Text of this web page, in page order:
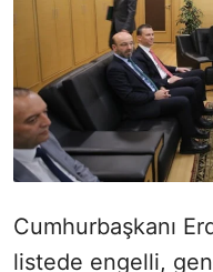
Cumhurbaşkanı
listede engelli,